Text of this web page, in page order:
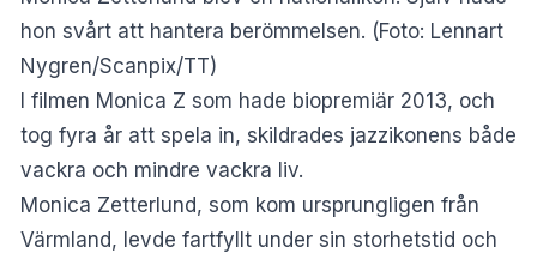
hon svårt att hantera berömmelsen. (Foto: Lennart
Nygren/Scanpix/TT)
I filmen Monica Z som hade biopremiär 2013, och
tog fyra år att spela in, skildrades jazzikonens både
vackra och mindre vackra liv.
Monica Zetterlund, som kom ursprungligen från
Värmland, levde fartfyllt under sin storhetstid och